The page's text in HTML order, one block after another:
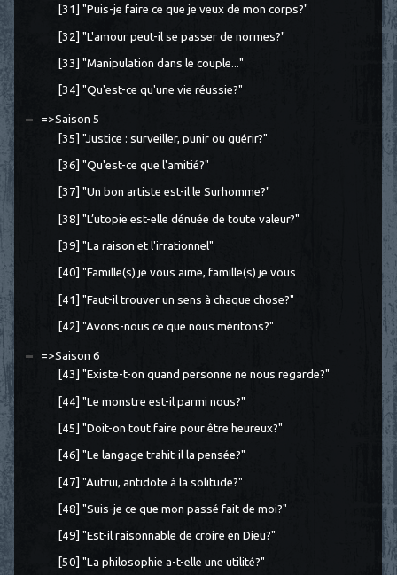
[31] "Puis-je faire ce que je veux de mon corps?"
[32] "L'amour peut-il se passer de normes?"
[33] "Manipulation dans le couple..."
[34] "Qu'est-ce qu'une vie réussie?"
=>Saison 5
[35] "Justice : surveiller, punir ou guérir?"
[36] "Qu'est-ce que l'amitié?"
[37] "Un bon artiste est-il le Surhomme?"
[38] "L’utopie est-elle dénuée de toute valeur?"
[39] "La raison et l'irrationnel"
[40] "Famille(s) je vous aime, famille(s) je vous
[41] "Faut-il trouver un sens à chaque chose?"
[42] "Avons-nous ce que nous méritons?"
=>Saison 6
[43] "Existe-t-on quand personne ne nous regarde?"
[44] "Le monstre est-il parmi nous?"
[45] "Doit-on tout faire pour être heureux?"
[46] "Le langage trahit-il la pensée?"
[47] "Autrui, antidote à la solitude?"
[48] "Suis-je ce que mon passé fait de moi?"
[49] "Est-il raisonnable de croire en Dieu?"
[50] "La philosophie a-t-elle une utilité?"